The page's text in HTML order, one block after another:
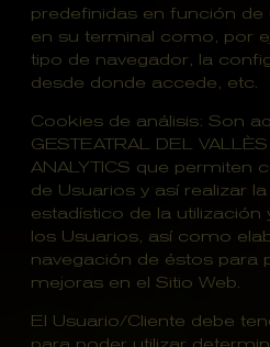
predefinidas en función de
en su terminal como, por
tipo de navegador, la
desde donde accede, etc.
Cookies de análisis: Son
GESTEATRAL DEL
ANALYTICS que permiten
de Usuarios y así realizar
estadístico de la utilización
los Usuarios, así como
navegación de éstos para
mejoras en el Sitio Web.
El Usuario/Cliente debe